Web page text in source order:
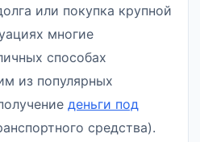
или покупка крупной
многие
способах
из популярных
деньги под
средства).